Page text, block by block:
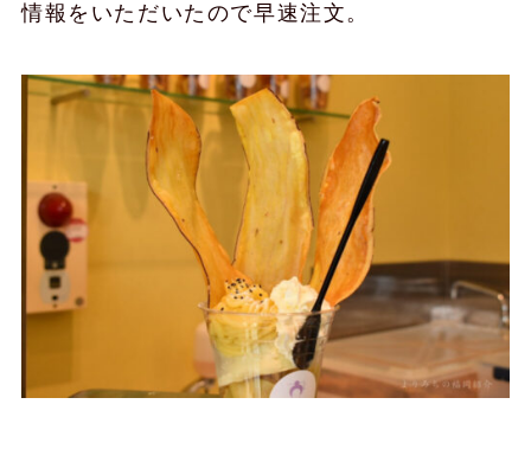
情報をいただいたので早速注文。